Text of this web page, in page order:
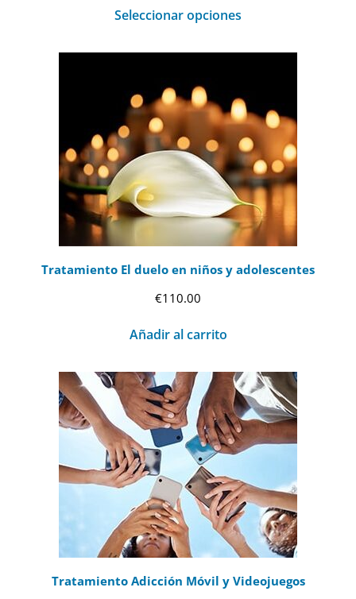
Seleccionar opciones
Tratamiento El duelo en niños y adolescentes
€110.00
Añadir al carrito
Tratamiento Adicción Móvil y Videojuegos